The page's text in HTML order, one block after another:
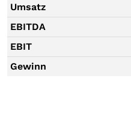
Umsatz
EBITDA
EBIT
Gewinn